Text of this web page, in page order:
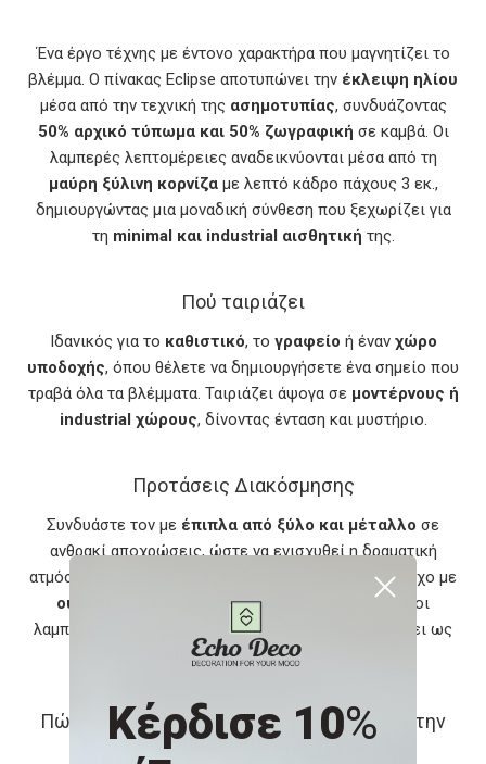
Ένα έργο τέχνης με έντονο χαρακτήρα που μαγνητίζει το
βλέμμα. Ο πίνακας Eclipse αποτυπώνει την έκλειψη ηλίου
μέσα από την τεχνική της ασημοτυπίας, συνδυάζοντας
50% αρχικό τύπωμα και 50% ζωγραφική σε καμβά. Οι
λαμπερές λεπτομέρειες αναδεικνύονται μέσα από τη
μαύρη ξύλινη κορνίζαμε λεπτό κάδρο πάχους 3 εκ.,
δημιουργώντας μια μοναδική σύνθεση που ξεχωρίζει για
τη minimal και industrial αισθητική της.
Πού ταιριάζει
Ιδανικός για το καθιστικό, το γραφείο ή έναν χώρο
υποδοχής, όπου θέλετε να δημιουργήσετε ένα σημείο που
τραβά όλα τα βλέμματα. Ταιριάζει άψογα σε μοντέρνους ή
industrial χώρους, δίνοντας ένταση και μυστήριο.
Προτάσεις Διακόσμησης
Συνδυάστε τον με έπιπλα από ξύλο και μέταλλο σε
ανθρακί αποχρώσεις, ώστε να ενισχυθεί η δραματική
ατμόσφαιρα του έργου. Τοποθετήστε τον σε έναν τοίχο με
ουδέτερο ή σκούρο φόντο
για να αναδειχθούν οι
λαμπερές του λεπτομέρειες. Μπορεί να λειτουργήσει ως
focal pointσε όλο το δωμάτιο.
Πώς θα βοηθήσει στην αυτοβελτίωση και την
προσωπική σας ανάπτυξη;
Κέρδισε 10%